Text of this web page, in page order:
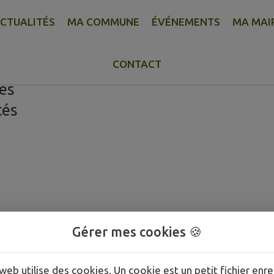
MA COMMUNE ÉVÉNEMENTS MA
CONTACT
Gérer mes cookies 🍪
utilise des cookies. Un cookie est un petit fichier